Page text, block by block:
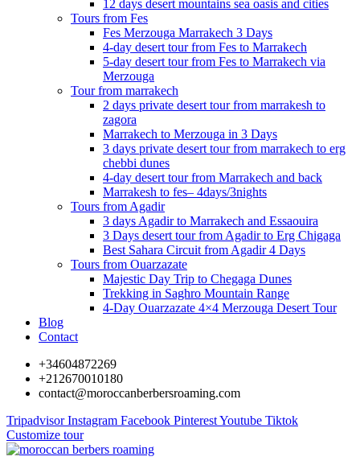
12 days desert mountains sea oasis and cities
Tours from Fes
Fes Merzouga Marrakech 3 Days
4-day desert tour from Fes to Marrakech
5-day desert tour from Fes to Marrakech via
Merzouga
Tour from marrakech
2 days private desert tour from marrakesh to
zagora
Marrakech to Merzouga in 3 Days
3 days private desert tour from marrakech to erg
chebbi dunes
4-day desert tour from Marrakech and back
Marrakesh to fes– 4days/3nights
Tours from Agadir
3 days Agadir to Marrakech and Essaouira
3 Days desert tour from Agadir to Erg Chigaga
Best Sahara Circuit from Agadir 4 Days
Tours from Ouarzazate
Majestic Day Trip to Chegaga Dunes
Trekking in Saghro Mountain Range
4-Day Ouarzazate 4×4 Merzouga Desert Tour
Blog
Contact
+34604872269
+212670010180
contact@moroccanberbersroaming.com
Tripadvisor Instagram Facebook PinterestYoutube Tiktok
Customize tour